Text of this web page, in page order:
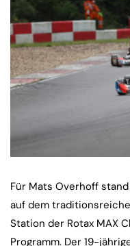
Für Mats Overhoff
auf dem
Station der Rotax MAX
Programm. Der 19-